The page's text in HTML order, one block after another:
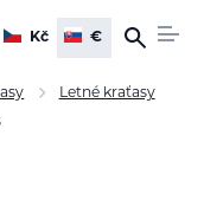
Kč €
Letné kraťasy